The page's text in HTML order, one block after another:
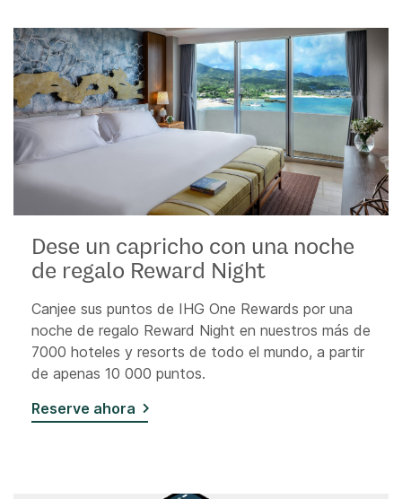
Dese un capricho con una noche
de regalo Reward Night
Canjee sus puntos de IHG One Rewards por una
noche de regalo Reward Night en nuestros más de
7000 hoteles y resorts de todo el mundo, a partir
de apenas 10 000 puntos.
Reserve ahora